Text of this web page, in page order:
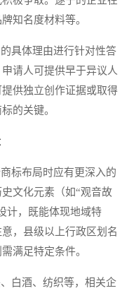
知名度材料等。
具体理由进行针对性答
请人可提供早于异议人
供独立创作证据或取得
的关键。
标布局时应有更深入的
文化元素（如“观音故
计，既能体现地域特
，县级以上行政区划名
满足特定条件。
白酒、纺织等，相关企